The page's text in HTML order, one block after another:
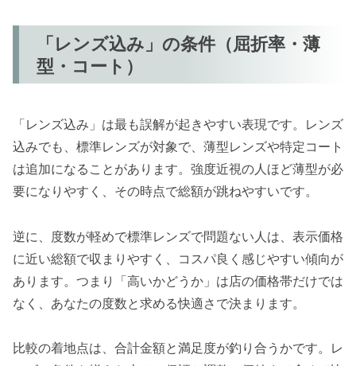
「レンズ込み」の条件（屈折率・薄
型・コート）
「レンズ込み」は最も誤解が起きやすい表現です。レンズ
込みでも、標準レンズが対象で、薄型レンズや特定コート
は追加になることがあります。強度近視の人ほど薄型が必
要になりやすく、その時点で総額が跳ねやすいです。
逆に、度数が軽めで標準レンズで問題ない人は、表示価格
に近い総額で収まりやすく、コスパ良く感じやすい傾向が
あります。つまり「高いかどうか」は店の価格帯だけでは
なく、あなたの度数と求める快適さで決まります。
比較の着地点は、合計金額と満足度が釣り合うかです。レ